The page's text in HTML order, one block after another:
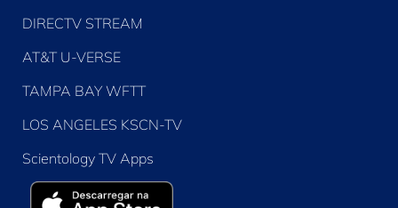
DIRECTV STREAM
AT&T U-VERSE
TAMPA BAY WFTT
LOS ANGELES KSCN-TV
Scientology TV Apps